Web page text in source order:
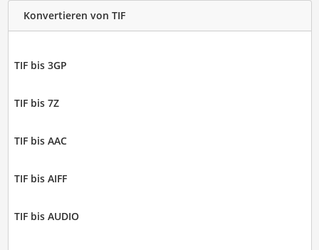
Konvertieren von TIF
TIF bis 3GP
TIF bis 7Z
TIF bis AAC
TIF bis AIFF
TIF bis AUDIO